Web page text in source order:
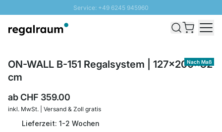
Service: +49 6245 945960
Versand & Zoll gratis ab 300 CHF
Nach Maß
ON-WALL B-151 Regalsystem | 127x200x32
cm
abCHF 359.00
inkl. MwSt. | Versand & Zoll gratis
Lieferzeit: 1-2 Wochen